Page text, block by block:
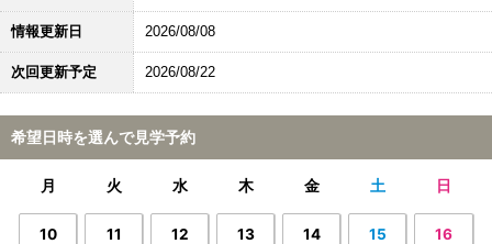
情報更新日 2026/08/08
次回更新予定 2026/08/22
希望日時を選んで見学予約
月 火 水 木 金 土 日
10 11 12 13 14 15 16